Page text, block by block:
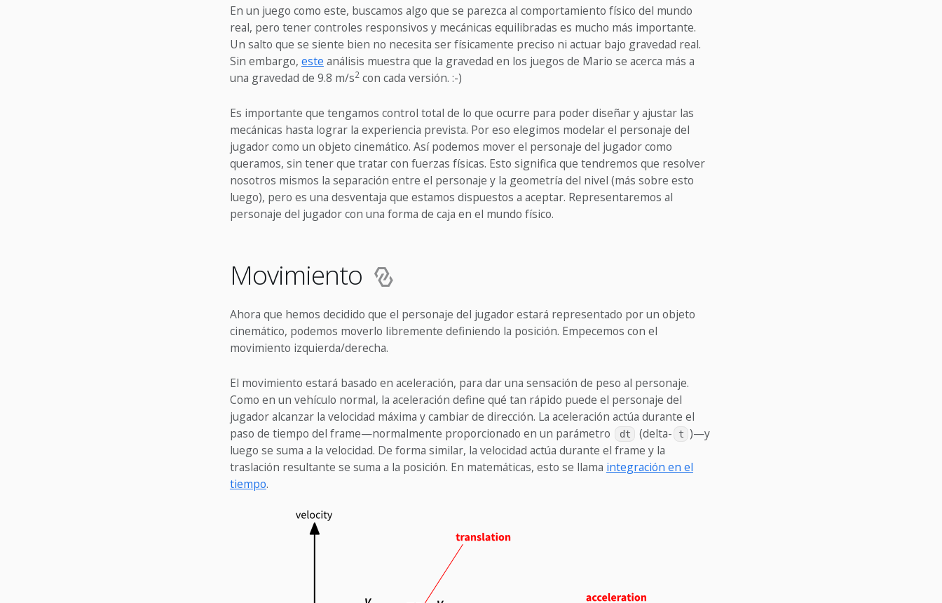
En un juego como este, buscamos algo que se parezca al comportamiento físico del mundo
real, pero tener controles responsivos y mecánicas equilibradas es mucho más importante.
Un salto que se siente bien no necesita ser físicamente preciso ni actuar bajo gravedad real.
Sin embargo, este análisis muestra que la gravedad en los juegos de Mario se acerca más a
una gravedad de 9.8 m/s2con cada versión. :-)
Es importante que tengamos control total de lo que ocurre para poder diseñar y ajustar las
mecánicas hasta lograr la experiencia prevista. Por eso elegimos modelar el personaje del
jugador como un objeto cinemático. Así podemos mover el personaje del jugador como
queramos, sin tener que tratar con fuerzas físicas. Esto significa que tendremos que resolver
nosotros mismos la separación entre el personaje y la geometría del nivel (más sobre esto
luego), pero es una desventaja que estamos dispuestos a aceptar. Representaremos al
personaje del jugador con una forma de caja en el mundo físico.
Movimiento
Ahora que hemos decidido que el personaje del jugador estará representado por un objeto
cinemático, podemos moverlo libremente definiendo la posición. Empecemos con el
movimiento izquierda/derecha.
El movimiento estará basado en aceleración, para dar una sensación de peso al personaje.
Como en un vehículo normal, la aceleración define qué tan rápido puede el personaje del
jugador alcanzar la velocidad máxima y cambiar de dirección. La aceleración actúa durante el
paso de tiempo del frame—normalmente proporcionado en un parámetro
dt (delta- t )—y
luego se suma a la velocidad. De forma similar, la velocidad actúa durante el frame y la
traslación resultante se suma a la posición. En matemáticas, esto se llama integración en el
tiempo.